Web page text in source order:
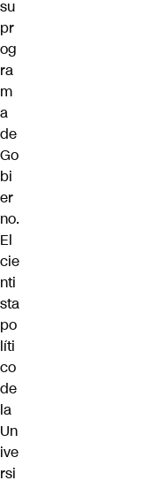
su
pr
og
ra
m
a
de
Go
bi
er
no.
El
cie
nti
sta
po
líti
co
de
la
Un
ive
rsi